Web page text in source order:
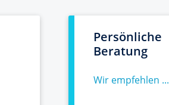
Persönliche
Beratung
Wir empfehlen ...